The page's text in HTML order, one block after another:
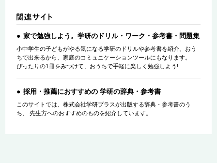
家で勉強しよう。学研のドリル・ワーク・参考書・問題集
小中学生の子どもがやる気になる学研のドリルや参考書を紹介。おう
ちで出来るから、家庭のコミュニケーションツールにもなります。
ぴったりの1冊をみつけて、おうちで手軽に楽しく勉強しよう!
採用・推薦におすすめの 学研の辞典・参考書
このサイトでは、株式会社学研プラスが出版する辞典・参考書のう
ち、 先生方へのおすすめのものを紹介しています。